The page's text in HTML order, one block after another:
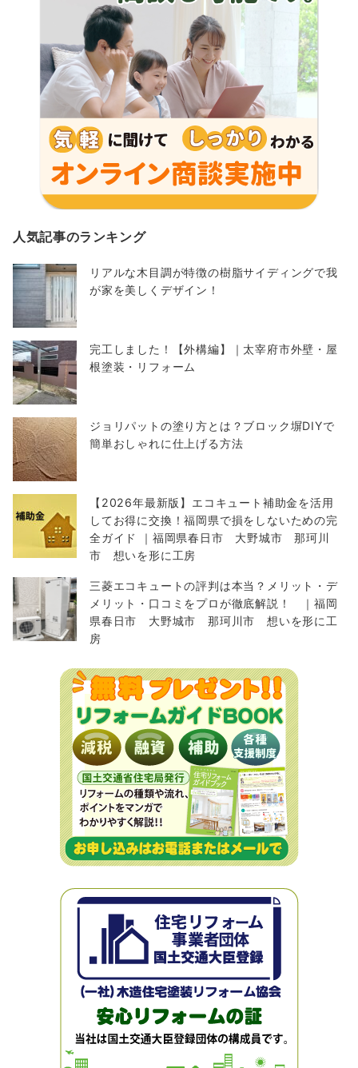
人気記事のランキング
リアルな木目調が特徴の樹脂サイディングで我
が家を美しくデザイン！
完工しました！【外構編】｜太宰府市外壁・屋
根塗装・リフォーム
ジョリパットの塗り方とは？ブロック塀DIYで
簡単おしゃれに仕上げる方法
【2026年最新版】エコキュート補助金を活用
してお得に交換！福岡県で損をしないための完
全ガイド ｜福岡県春日市 大野城市 那珂川
市 想いを形に工房
三菱エコキュートの評判は本当？メリット・デ
メリット・口コミをプロが徹底解説！ ｜福岡
県春日市 大野城市 那珂川市 想いを形に工
房